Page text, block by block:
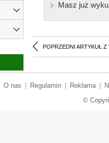
Masz już
POPRZEDNI ARTYKUŁ Z
O nas Regulamin Reklama
©